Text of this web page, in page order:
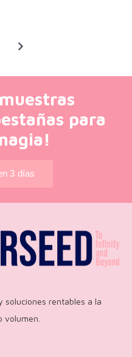
para
3 días
soluciones rentables a la